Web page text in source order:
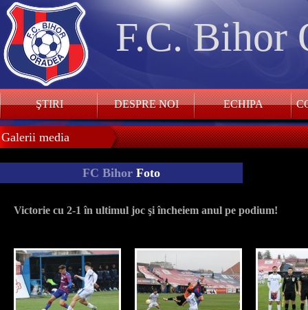
F.C. Bihor
ŞTIRI DESPRE NOI ECHIPA
Galerii media
FC Bihor Foto
Victorie cu 2-1 în ultimul joc şi încheiem anul pe podium!